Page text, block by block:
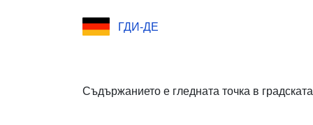
ГДИ-ДЕ
Съдържанието е гледната точка в